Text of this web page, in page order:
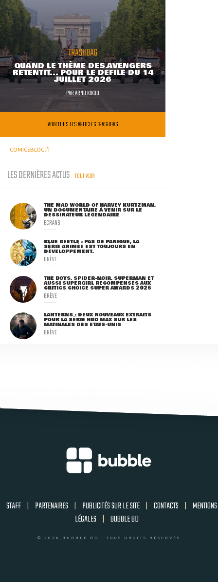
TRASHBAG
QUAND LE THÈME DES AVENGERS
RETENTIT... POUR LE DÉFILÉ DU 14
JUILLET 2026
PARARNO KIKOO
VOIR TOUS LES ARTICLES TRASHBAG
COMICSBLOG.fr
LES DERNIÈRES ACTUS TOUT VOIR
THE MAD WORLD OF HARVEY KURTZMAN,
UN DOCUMENTAIRE À VENIR SUR LE
DESSINATEUR LÉGENDAIRE
ECRANS
BLUE BEETLE : PAS DE PANIQUE, LA
SÉRIE ANIMÉE EST TOUJOURS EN
DÉVELOPPEMENT.
BRÈVE
THE BOYS, SPIDER-NOIR, SUPERMAN ET
AUSSI SUPERGIRL RÉCOMPENSÉS AUX
CRITICS CHOICE SUPER AWARDS 2026
BRÈVE
LANTERNS : DEUX NOUVEAUX EXTRAITS
POUR LA SÉRIE HBO MAX SUR LES
MATINALES DES ETATS-UNIS
BRÈVE
STAFF | PARTENAIRES | PUBLICITÉS SUR LE SITE | CONTACTS | MENTIONS
LÉGALES | BUBBLE BD
© 2026 BUBBLE BD - TOUS DROITS RÉSERVÉS